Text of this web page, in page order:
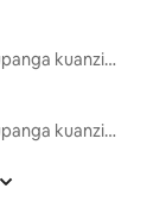
Nyumba za kupanga kuanzia mwezi mmoja
Nyumba za kupanga kuanzia mwezi mmoja